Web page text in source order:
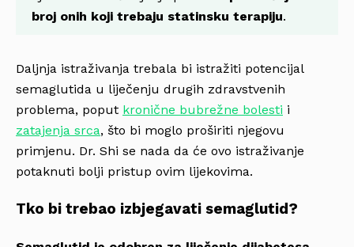
broj onih koji trebaju statinsku terapiju.
Daljnja istraživanja trebala bi istražiti potencijal
semaglutida u liječenju drugih zdravstvenih
problema, poput kronične bubrežne bolesti i
zatajenja srca, što bi moglo proširiti njegovu
primjenu. Dr. Shi se nada da će ovo istraživanje
potaknuti bolji pristup ovim lijekovima.
Tko bi trebao izbjegavati semaglutid?